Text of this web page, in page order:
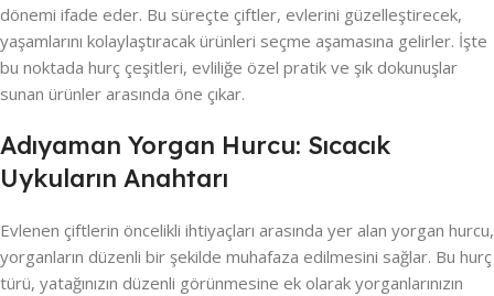
dönemi ifade eder. Bu süreçte çiftler, evlerini güzelleştirecek,
yaşamlarını kolaylaştıracak ürünleri seçme aşamasına gelirler. İşte
bu noktada hurç çeşitleri, evliliğe özel pratik ve şık dokunuşlar
sunan ürünler arasında öne çıkar.
Adıyaman Yorgan Hurcu: Sıcacık
Uykuların Anahtarı
Evlenen çiftlerin öncelikli ihtiyaçları arasında yer alan yorgan hurcu,
yorganların düzenli bir şekilde muhafaza edilmesini sağlar. Bu hurç
türü, yatağınızın düzenli görünmesine ek olarak yorganlarınızın